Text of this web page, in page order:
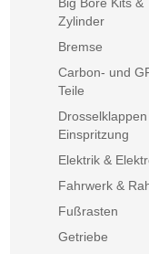
Zylinder
Bremse
Carbon- und
Teile
Einspritzung
Elektrik &
Fahrwerk &
Fußrasten
Getriebe